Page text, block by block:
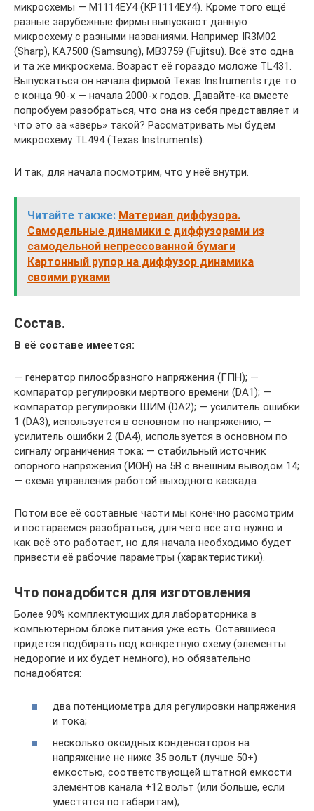
микросхемы — М1114ЕУ4 (КР1114ЕУ4). Кроме того ещё
разные зарубежные фирмы выпускают данную
микросхему с разными названиями. Например IR3M02
(Sharp), KA7500 (Samsung), MB3759 (Fujitsu). Всё это одна
и та же микросхема. Возраст её гораздо моложе TL431.
Выпускаться он начала фирмой Texas Instruments где то
с конца 90-х — начала 2000-х годов. Давайте-ка вместе
попробуем разобраться, что она из себя представляет и
что это за «зверь» такой? Рассматривать мы будем
микросхему TL494 (Texas Instruments).
И так, для начала посмотрим, что у неё внутри.
Читайте также: Материал диффузора.
Самодельные динамики с диффузорами из
самодельной непрессованной бумаги
Картонный рупор на диффузор динамика
своими руками
Состав.
В её составе имеется:
— генератор пилообразного напряжения (ГПН); —
компаратор регулировки мертвого времени (DA1); —
компаратор регулировки ШИМ (DA2); — усилитель ошибки
1 (DA3), используется в основном по напряжению; —
усилитель ошибки 2 (DA4), используется в основном по
сигналу ограничения тока; — стабильный источник
опорного напряжения (ИОН) на 5В с внешним выводом 14;
— схема управления работой выходного каскада.
Потом все её составные части мы конечно рассмотрим
и постараемся разобраться, для чего всё это нужно и
как всё это работает, но для начала необходимо будет
привести её рабочие параметры (характеристики).
Что понадобится для изготовления
Более 90% комплектующих для лабораторника в
компьютерном блоке питания уже есть. Оставшиеся
придется подбирать под конкретную схему (элементы
недорогие и их будет немного), но обязательно
понадобятся:
два потенциометра для регулировки напряжения
и тока;
несколько оксидных конденсаторов на
напряжение не ниже 35 вольт (лучше 50+)
емкостью, соответствующей штатной емкости
элементов канала +12 вольт (или больше, если
уместятся по габаритам);